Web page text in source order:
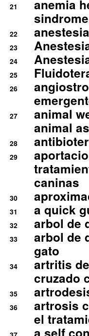
21
anemia
22
23
24
25
26
27
animal
animal
28
29
caninas
30
31 a quick
32 arbol de
33
arbol de
gato
34
artritis
cruzado
35
36
artrosis
el
a self